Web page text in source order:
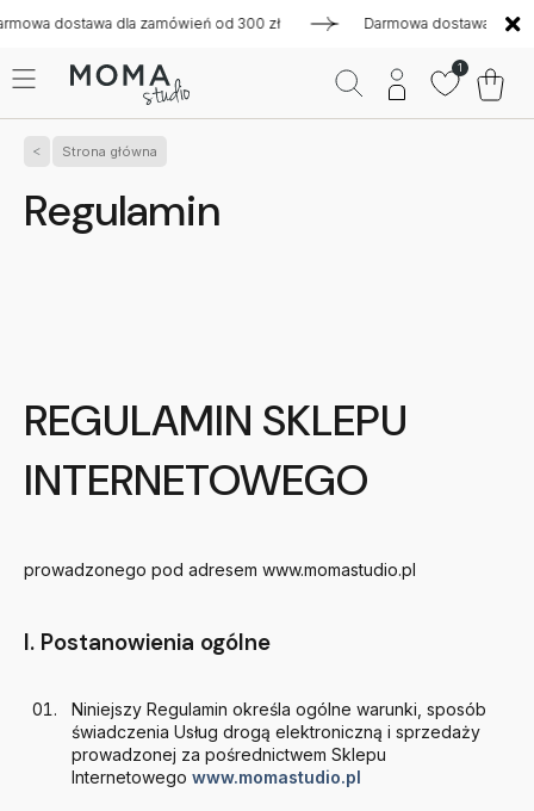
dla zamówień od 300 zł Darmowa dostawa dla zamówień
1
Strona główna
Regulamin
REGULAMIN SKLEPU
INTERNETOWEGO
prowadzonego pod adresem www.momastudio.pl
I. Postanowienia ogólne
Niniejszy Regulamin określa ogólne warunki, sposób
świadczenia Usług drogą elektroniczną i sprzedaży
prowadzonej za pośrednictwem Sklepu
Internetowego www.momastudio.pl